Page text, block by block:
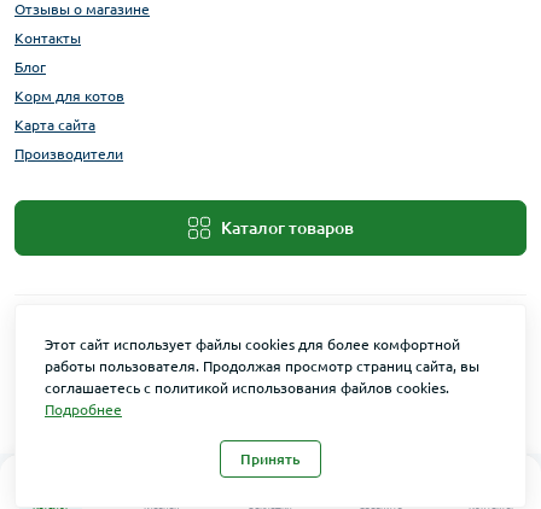
Каталог Главная Закладки
0
Сравнить Контакты
Отзывы о магазине
Контакты
Блог
Корм для котов
Карта сайта
Производители
Каталог товаров
Этот сайт использует файлы cookies для более комфортной
работы пользователя. Продолжая просмотр страниц сайта, вы
соглашаетесь с политикой использования файлов cookies.
Подробнее
Принять